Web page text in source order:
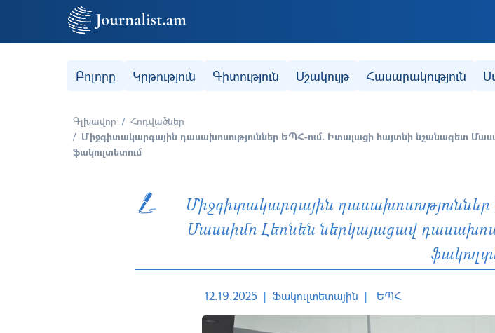
Բոլորը Կրթություն Գիտություն Մշակույթ Հասարակություն
Գլխավոր
Հոդվածներ
Միջգիտակարգային դասախոսություններ ԵՊՀ-ում. Իտալացի հայտնի նշանագետ
ֆակուլտետում
Միջգիտակարգային
Մասսիմո Լեոնեն ներկայացավ
12.19.2025 Ֆակուլտետային ԵՊՀ